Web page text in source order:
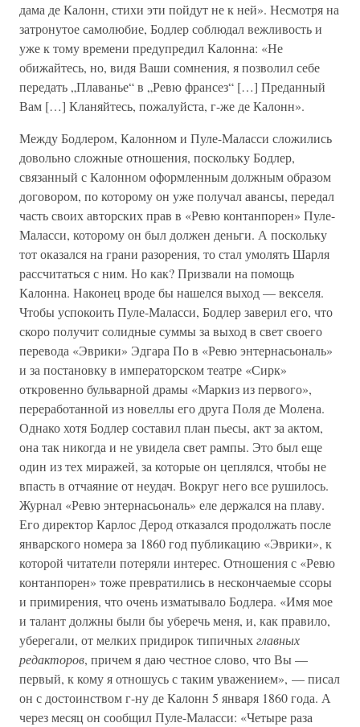
дама де Калонн, стихи эти пойдут не к ней». Несмотря на
затронутое самолюбие, Бодлер соблюдал вежливость и
уже к тому времени предупредил Калонна: «Не
обижайтесь, но, видя Ваши сомнения, я позволил себе
передать „Плаванье“ в „Ревю франсез“ […] Преданный
Вам […] Кланяйтесь, пожалуйста, г-же де Калонн».
Между Бодлером, Калонном и Пуле-Маласси сложились
довольно сложные отношения, поскольку Бодлер,
связанный с Калонном оформленным должным образом
договором, по которому он уже получал авансы, передал
часть своих авторских прав в «Ревю контанпорен» Пуле-
Маласси, которому он был должен деньги. А поскольку
тот оказался на грани разорения, то стал умолять Шарля
рассчитаться с ним. Но как? Призвали на помощь
Калонна. Наконец вроде бы нашелся выход — векселя.
Чтобы успокоить Пуле-Маласси, Бодлер заверил его, что
скоро получит солидные суммы за выход в свет своего
перевода «Эврики» Эдгара По в «Ревю энтернасьональ»
и за постановку в императорском театре «Сирк»
откровенно бульварной драмы «Маркиз из первого»,
переработанной из новеллы его друга Поля де Молена.
Однако хотя Бодлер составил план пьесы, акт за актом,
она так никогда и не увидела свет рампы. Это был еще
один из тех миражей, за которые он цеплялся, чтобы не
впасть в отчаяние от неудач. Вокруг него все рушилось.
Журнал «Ревю энтернасьональ» еле держался на плаву.
Его директор Карлос Дерод отказался продолжать после
январского номера за 1860 год публикацию «Эврики», к
которой читатели потеряли интерес. Отношения с «Ревю
контанпорен» тоже превратились в нескончаемые ссоры
и примирения, что очень изматывало Бодлера. «Имя мое
и талант должны были бы уберечь меня, и, как правило,
уберегали, от мелких придирок типичныхглавных
редакторов, причем я даю честное слово, что Вы —
первый, к кому я отношусь с таким уважением», — писал
он с достоинством г-ну де Калонн 5 января 1860 года. А
через месяц он сообщил Пуле-Маласси: «Четыре раза